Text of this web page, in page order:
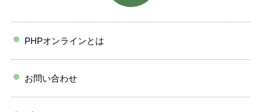
PHPオンラインとは
お問い合わせ